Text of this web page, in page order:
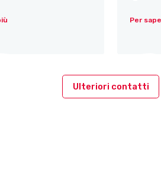
Per
Ulteriori contatti